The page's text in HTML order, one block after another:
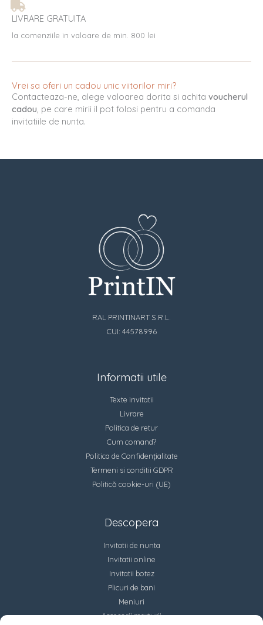
LIVRARE GRATUITA
la comenziile in valoare de min. 800 lei
Vrei sa oferi un cadou unic viitorilor miri?
Contacteaza-ne, alege valoarea dorita si achita voucherul
cadou , pe care mirii il pot folosi pentru a comanda
invitatiile de nunta.
RAL PRINTINART S.R.L.
CUI: 44578996
Informatii utile
Texte invitatii
Livrare
Politica de retur
Cum comand?
Politica de Confidențialitate
Termeni si conditii GDPR
Politică cookie-uri (UE)
Descopera
Invitatii de nunta
Invitatii online
Invitatii botez
Plicuri de bani
Meniuri
Accesorii marturii